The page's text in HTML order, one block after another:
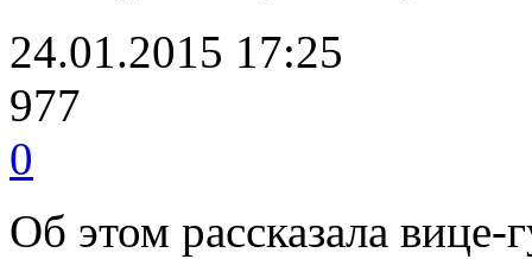
24.01.2015 17:25
977
0
Об этом рассказала вице-